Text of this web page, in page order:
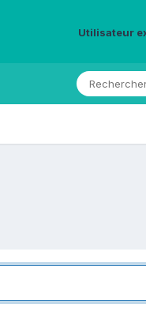
Utilisateur